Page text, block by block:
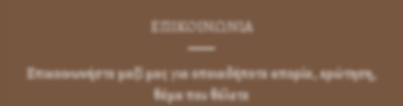
ΕΠΙΚΟΙΝΩΝΊΑ
Επικοινωνήστε μαζί μας για οποιαδήποτε απορία, ερώτηση,
θέμα που θέλετε